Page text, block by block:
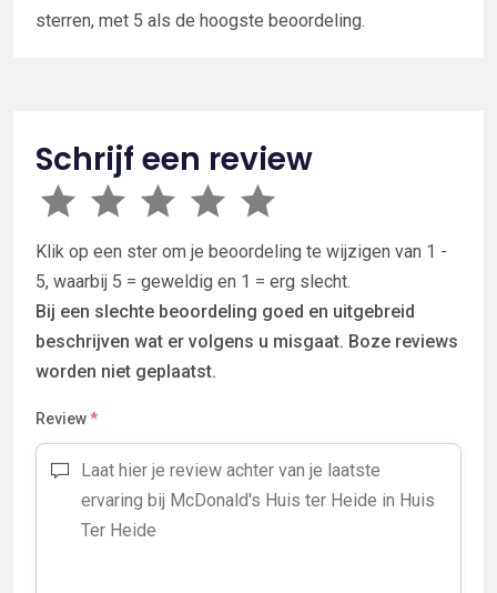
sterren, met 5 als de hoogste beoordeling.
Schrijf een review
Klik op een ster om je beoordeling te wijzigen van 1 -
5, waarbij 5 = geweldig en 1 = erg slecht.
Bij een slechte beoordeling goed en uitgebreid
beschrijven wat er volgens u misgaat. Boze reviews
worden niet geplaatst.
Review*